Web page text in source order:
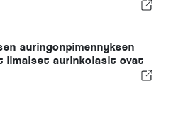
Portugalissa
auringonpimennyksen
aurinkolasit ovat